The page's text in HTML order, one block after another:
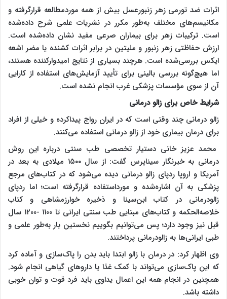
اثرات ضد تورمی زهر زنبورعسل بیش از همه موردمطالعه قرارگرفته و
مکانیسم‌های مختلف به‌طور مکرر در نشریات علمی شرح داده‌شده
است. ترکیبات زهر برای بیماران صرعی مفید نشان داده‌شده است.
ارزش حفاظتی زهر زنبور و ملیتین در برابر اثرات کشنده یا مضر اشعه
ایکس بررسی‌شده است. هرچند بسیاری از نتایج امیدوارکننده هستند،
اما هیچ‌گونه بررسی بالینی برای تأیید آزمایش‌های استفاده از کارایی
آن از سوی مؤسسات پزشکی غرب انجام نشده است.
شرایط خاص برای زالو درمانی
زالو درمانی چند وقتی است که در ایران رواج پیداکرده و خیلی از افراد
برای درمان بیماری خود از زالو درمانی استفاده می‌کنند.
محمد عزیز خانی دستیار تخصصی طب سنتی درباره این روش
درمانی به خبرنگار سیناپرس گفت: از سال ۱۵۰۰ میلادی به بعد در
آمریکا و اروپا ردپای زالو درمانی دیده می‌شود که در کتاب‌های مرجع
پزشکی به آن اشاره‌شده و مورداستفاده قرارگرفته است؛ اما ردپای
زالودرمانی در کتاب ابن‌سینا و ذخیره خوارزمشاهی و کتاب
خلاصه‌الحکمه و کتاب‌های مبنایی طب سنتی ایرانی تا ۱۱۰۰ -۱۲۰۰ سال
قبل نیز وجود دارد؛ پس می‌توانیم بگوییم نخستین بار به‌طور علمی و
طبی ایرانی‌ها به زالودرمانی پرداختند.
وی اظهار کرد: در درمان با زالو ابتدا باید بدن را پاک‌سازی و آماده کرد
که این پاک‌سازی می‌تواند با کمک غذا یا داروهای گیاهی انجام شود.
همچنین در انجام همه این اعمال یداوی باید فرد قوت و توان خوبی
داشته باشد.